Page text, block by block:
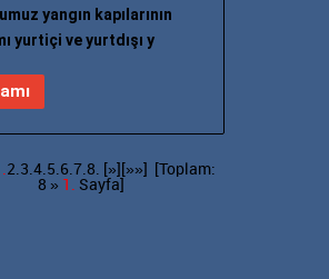
yangın kapılarının
yurtiçi ve yurtdışı y
2.3.4.5.6.7.8. [»] [»»]
[Toplam:
8 » 1. Sayfa]